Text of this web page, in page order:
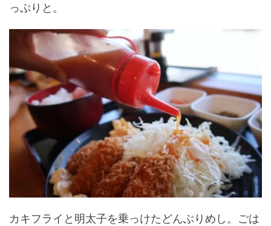
っぷりと。
カキフライと明太子を乗っけたどんぶりめし。ごは